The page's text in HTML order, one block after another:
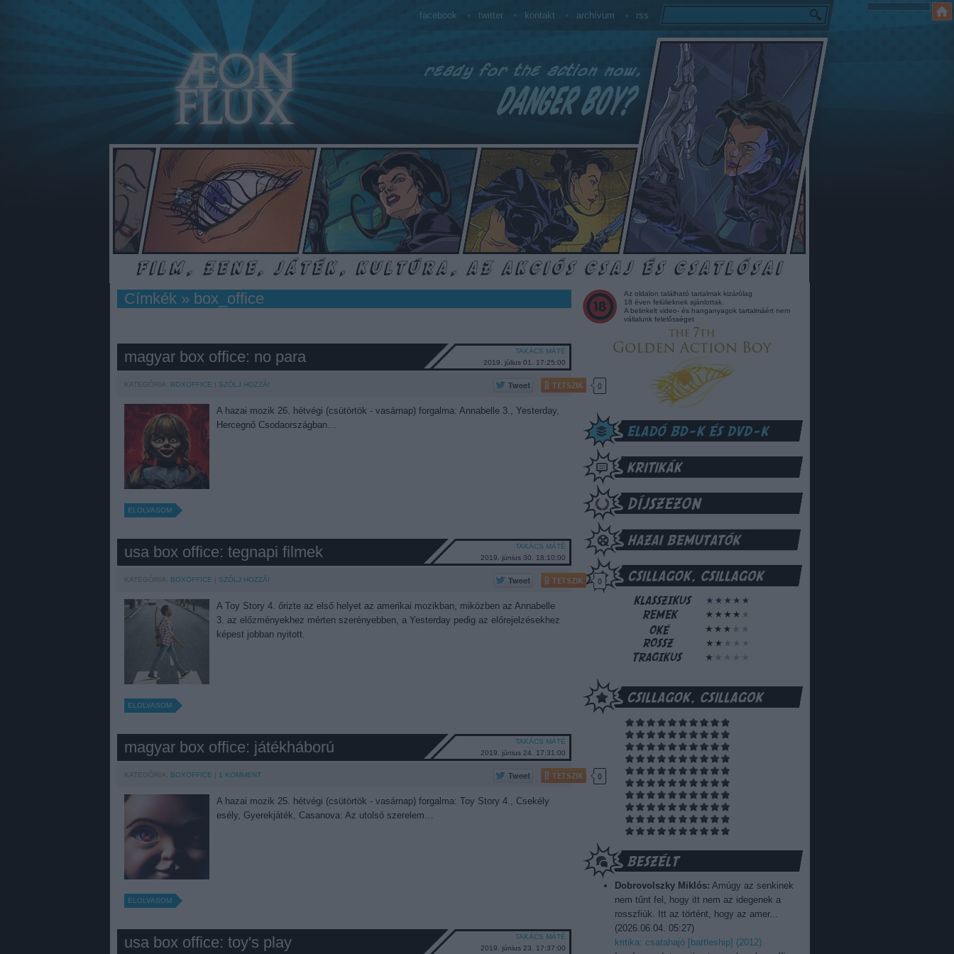
facebook twitter kontakt archívum rss
Címkék» box_office
magyar box office: no para
TAKÁCS MÁTÉ
2019. július 01. 17:25:00
KATEGÓRIA: BOXOFFICE SZÓLJ HOZZÁ! TETSZIK 0
A hazai mozik 26. hétvégi (csütörtök - vasárnap) forgalma: Annabelle 3., Yesterday,
Hercegnő Csodaországban…
ELOLVASOM
usa box office: tegnapi filmek
TAKÁCS MÁTÉ
2019. június 30. 18:10:00
KATEGÓRIA: BOXOFFICE SZÓLJ HOZZÁ! TETSZIK 0
A Toy Story 4. őrizte az első helyet az amerikai mozikban, miközben az Annabelle
3. az előzményekhez mérten szerényebben, a Yesterday pedig az előrejelzésekhez
képest jobban nyitott.
ELOLVASOM
magyar box office: játékháború
TAKÁCS MÁTÉ
2019. június 24. 17:31:00
KATEGÓRIA: BOXOFFICE 1 KOMMENT TETSZIK 0
A hazai mozik 25. hétvégi (csütörtök - vasárnap) forgalma: Toy Story 4., Csekély
esély, Gyerekjáték, Casanova: Az utolsó szerelem…
ELOLVASOM
usa box office: toy's play
TAKÁCS MÁTÉ
2019. június 23. 17:37:00
Az oldalon található tartalmak kizárólag
18 éven felülieknek ajánlottak.
A belinkelt video- és hanganyagok tartalmáért nem
vállalunk felelősséget
Dobrovolszky Miklós: Amúgy az senkinek
nem tűnt fel, hogy itt nem az idegenek a
rosszfiúk. Itt az történt, hogy az amer...
(2026.06.04. 05:27)
kritika: csatahajó [battleship] (2012)